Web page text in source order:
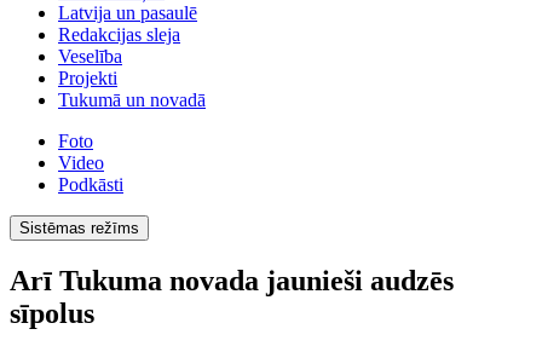
Latvija un pasaulē
Redakcijas sleja
Veselība
Projekti
Tukumā un novadā
Foto
Video
Podkāsti
Sistēmas režīms
Arī Tukuma novada jaunieši audzēs
sīpolus